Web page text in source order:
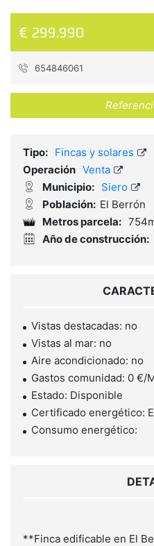
€ 299.990
654846061
Tipo: Fincas y solares
Operación Venta
Municipio: Siero
Población: El Berrón
Metros parcela:
Año de construcción:
Vistas destacadas: no
Vistas al mar: no
Aire acondicionado: no
Gastos comunidad: 0 €/
Estado: Disponible
Certificado energético:
Consumo energético:
**Finca edificable en El